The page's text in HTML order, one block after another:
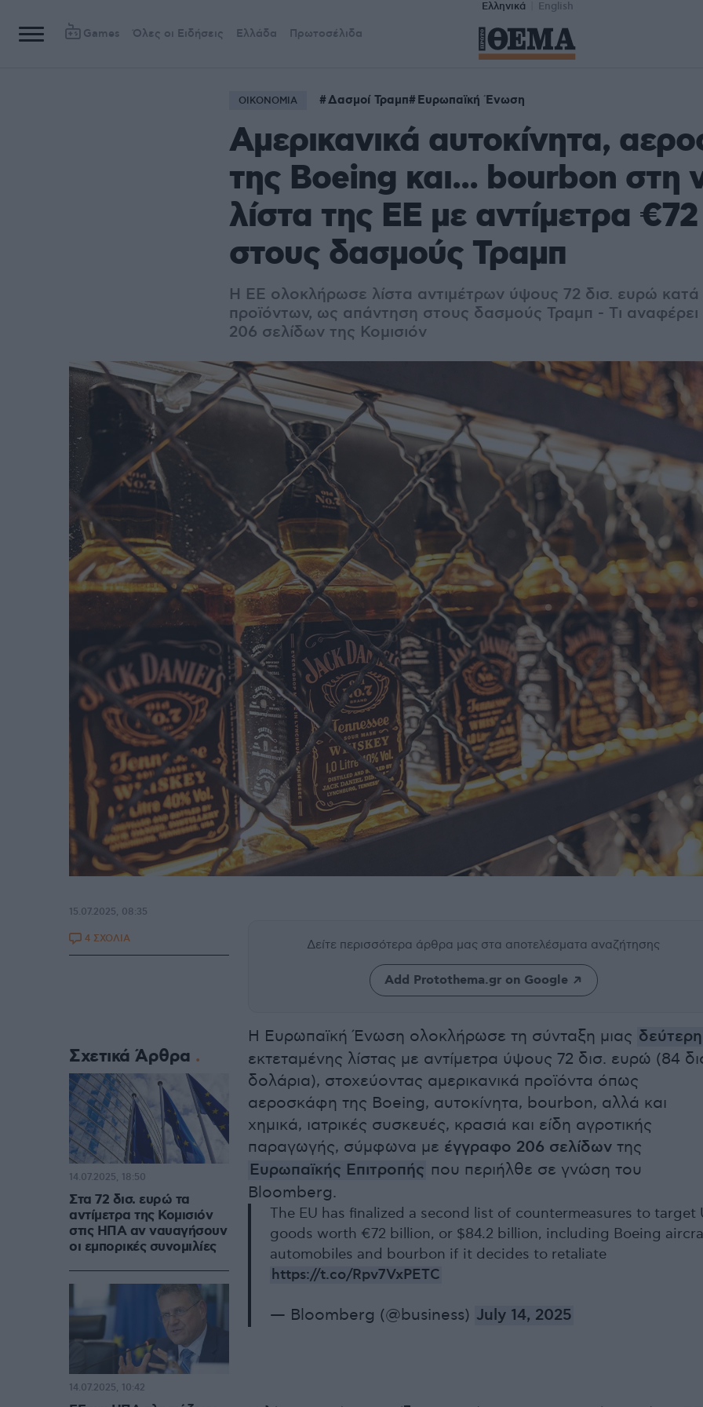
Ελληνικά English
Games Όλες οι Ειδήσεις Ελλάδα Πρωτοσέλιδα
ΟΙΚΟΝΟΜΙΑ Δασμοί Τραμπ Ευρωπαϊκή Ένωση
Αμερικανικά αυτοκίνητα,
της Boeing και... bourbon στη
λίστα της ΕΕ με αντίμετρα €72
στους δασμούς Τραμπ
Η ΕΕ ολοκλήρωσε λίστα αντιμέτρων ύψους 72 δισ. ευρώ κατά
προϊόντων, ως απάντηση στους δασμούς Τραμπ - Tι
206 σελίδων της Κομισιόν
Δείτε περισσότερα άρθρα μας στα αποτελέσματα αναζήτησης
Add Protothema.gr on Google
Η Ευρωπαϊκή Ένωση ολοκλήρωσε τη σύνταξη μιας
εκτεταμένης λίστας με αντίμετρα ύψους 72 δισ. ευρώ (84
δολάρια), στοχεύοντας αμερικανικά προϊόντα όπως
αεροσκάφη της Boeing, αυτοκίνητα, bourbon, αλλά και
χημικά, ιατρικές συσκευές, κρασιά και είδη αγροτικής
παραγωγής, σύμφωνα με έγγραφο 206 σελίδων της
Ευρωπαϊκής Επιτροπής που περιήλθε σε γνώση του
Bloomberg.
The EU has finalized a second list of countermeasures to target
goods worth €72 billion, or $84.2 billion, including Boeing
automobiles and bourbon if it decides to retaliate
https://t.co/Rpv7VxPETC
— Bloomberg (@business) July 14, 2025
15.07.2025, 08:35
4 ΣΧΟΛΙΑ
Σχετικά Άρθρα
Στα 72 δισ. ευρώ τα
αντίμετρα της Κομισιόν
στις ΗΠΑ αν ναυαγήσουν
οι εμπορικές συνομιλίες
14.07.2025, 18:50
14.07.2025, 10:42